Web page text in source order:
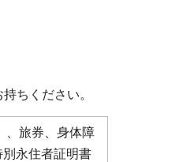
ちください。
、旅券、身体障
永住者証明書